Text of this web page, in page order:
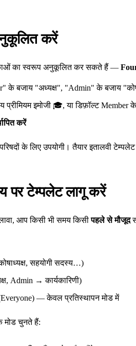
करें
का स्वरूप अनुकूलित कर सकते हैं —
के बजाय "अध्यक्ष", "Admin" के बजाय
इमोजी 🎓, या डिफ़ॉल्ट Member
करें
के लिए उपयोगी। तैयार इतालवी
पर टेम्पलेट लागू करें
आप किसी भी समय किसीपहले से मौजूद
सहयोगी सदस्य…)
Admin → कार्यकारिणी)
— केवल प्रतिस्थापन मोड में
मोड चुनते हैं: